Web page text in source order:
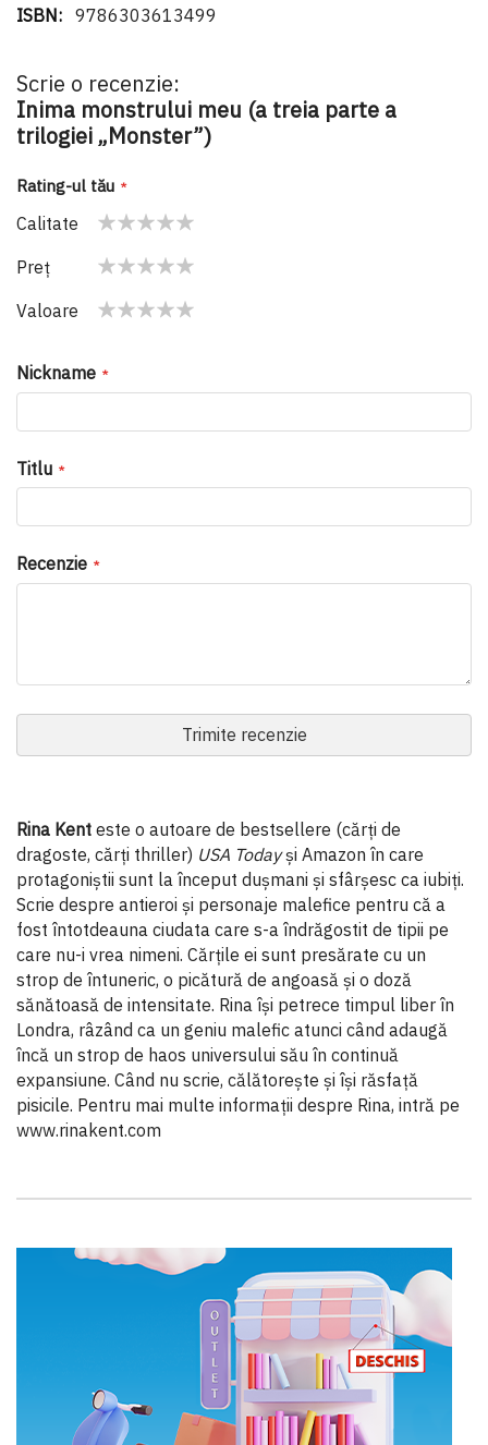
9786303613499
Scrie o recenzie:
Inima monstrului meu (a treia parte a
trilogiei „Monster”)
Rating-ul tău
Calitate
star
stars
stars
stars
stars
Preţ
star
stars
stars
stars
stars
Valoare
Nickname
Titlu
Recenzie
Trimite recenzie
Rina Kent este o autoare de bestsellere (cărți de
dragoste, cărți thriller) USA Todayși Amazon în care
protagoniștii sunt la început dușmani și sfârșesc ca iubiți.
Scrie despre antieroi și personaje malefice pentru că a
fost întotdeauna ciudata care s-a îndrăgostit de tipii pe
care nu-i vrea nimeni. Cărțile ei sunt presărate cu un
strop de întuneric, o picătură de angoasă și o doză
sănătoasă de intensitate. Rina își petrece timpul liber în
Londra, râzând ca un geniu malefic atunci când adaugă
încă un strop de haos universului său în continuă
expansiune. Când nu scrie, călătorește și își răsfață
pisicile. Pentru mai multe informații despre Rina, intră pe
www.rinakent.com